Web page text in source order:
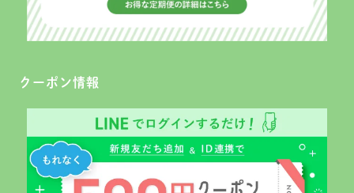
クーポン情報